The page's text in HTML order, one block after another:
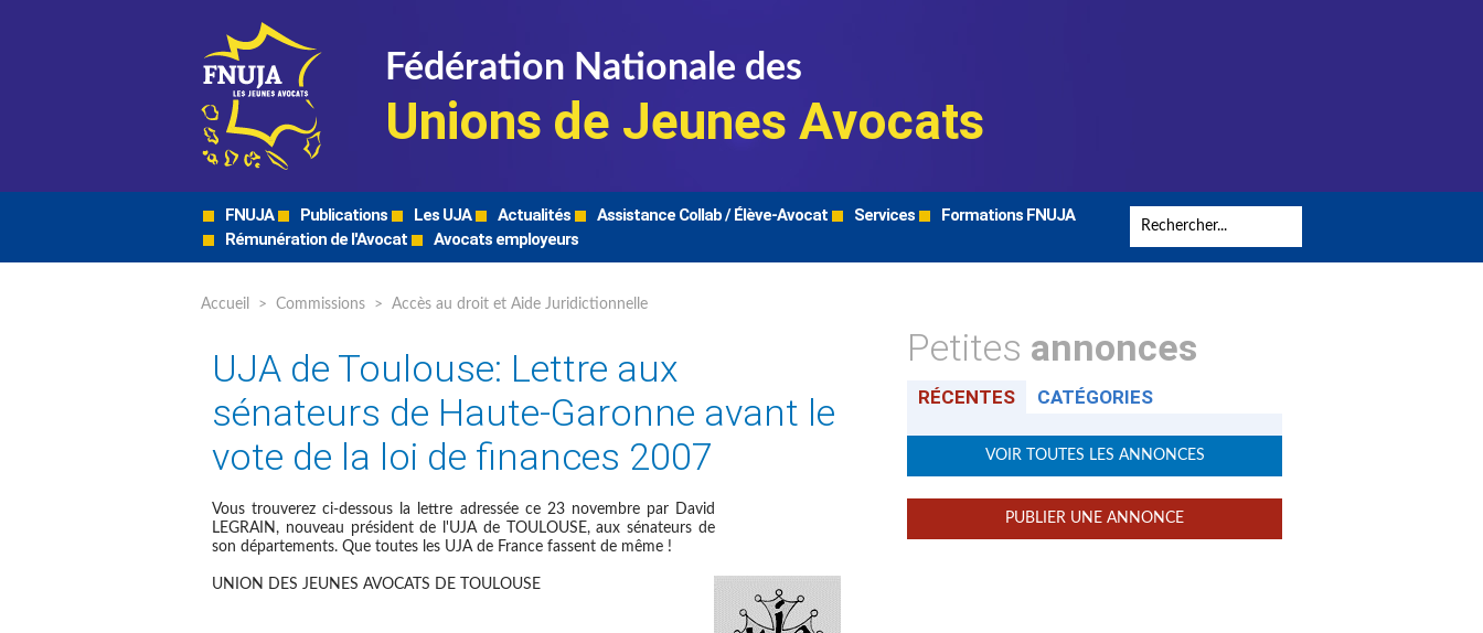
Fédération Nationale des
Unions de Jeunes Avocats
FNUJA Publications Les UJA Actualités Assistance Collab / Élève-Avocat Services
Formations FNUJA
Rémunération de l'Avocat
Avocats employeurs
Accueil > Commissions > Accès au droit et Aide Juridictionnelle
UJA de Toulouse: Lettre aux
sénateurs de Haute-Garonne avant le
vote de la loi de finances 2007
Vous trouverez ci-dessous la lettre adressée ce 23 novembre par David
LEGRAIN, nouveau président de l'UJA de TOULOUSE, aux sénateurs de
son départements. Que toutes les UJA de France fassent de même !
UNION DES JEUNES AVOCATS DE TOULOUSE
Petites annonces
RÉCENTES CATÉGORIES
VOIR TOUTES LES ANNONCES
PUBLIER UNE ANNONCE